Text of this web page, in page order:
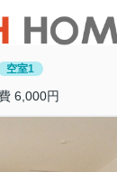
空室1
6,000円